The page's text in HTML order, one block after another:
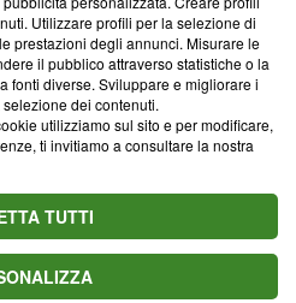
Via Carlo Frasca, 3 - 6900
Utilizzare profili per la selezione di
prestazioni degli annunci. Misurare le
il pubblico attraverso statistiche o la
fonti diverse. Sviluppare e migliorare i
dei contenuti.
utilizziamo sul sito e per modificare,
ti invitiamo a consultare la nostra
TUTTI